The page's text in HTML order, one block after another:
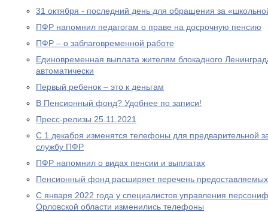
31 октября - последний день для обращения за
ПФР напомнил педагогам о праве на досрочную пенсию
ПФР – о заблаговременной работе
Единовременная выплата жителям блокадного
автоматически
Первый ребенок – это к деньгам
В Пенсионный фонд? Удобнее по записи!
Пресс-релизы 25.11.2021
С 1 декабря изменятся телефоны для предварительной
службу ПФР
ПФР напомнил о видах пенсии и выплатах
Пенсионный фонд расширяет перечень
С января 2022 года у специалистов управления
Орловской области изменились телефоны